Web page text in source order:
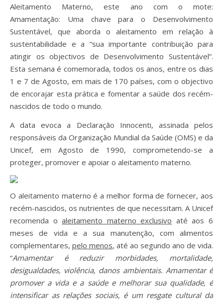
Aleitamento Materno, este ano com o mote:
Amamentação: Uma chave para o Desenvolvimento
Sustentável, que aborda o aleitamento em relação à
sustentabilidade e a “sua importante contribuição para
atingir os objectivos de Desenvolvimento Sustentável”.
Esta semana é comemorada, todos os anos, entre os dias
1 e 7 de Agosto, em mais de 170 países, com o objectivo
de encorajar esta prática e fomentar a saúde dos recém-
nascidos de todo o mundo.
A data evoca a Declaração Innocenti, assinada pelos
responsáveis da Organização Mundial da Saúde (OMS) e da
Unicef, em Agosto de 1990, comprometendo-se a
proteger, promover e apoiar o aleitamento materno.
O aleitamento materno é a melhor forma de fornecer, aos
recém-nascidos, os nutrientes de que necessitam. A Unicef
recomenda oaleitamento materno exclusivo até aos 6
meses de vida e a sua manutenção, com alimentos
complementares, pelo menos, até ao segundo ano de vida.
“Amamentar é reduzir morbidades, mortalidade,
desigualdades, violência, danos ambientais. Amamentar é
promover a vida e a saúde e melhorar sua qualidade, é
intensificar as relações sociais, é um resgate cultural da